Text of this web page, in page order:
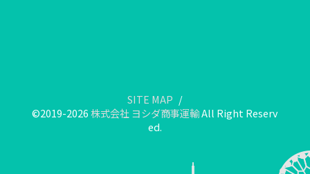
SITE MAP
©2019-2026株式会社 ヨシダ商事運輸All Right Reserv
ed.